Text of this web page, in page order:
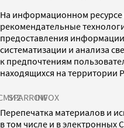
На информационном
рекомендательные
предоставления
систематизации и анализа
к предпочтениям
находящихся на территории
SPARROWINFOX
Перепечатка материалов и
в том числе и в